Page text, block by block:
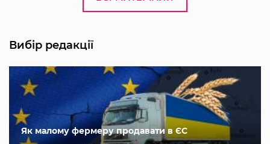
Вибір редакції
Як малому фермеру продавати в ЄС